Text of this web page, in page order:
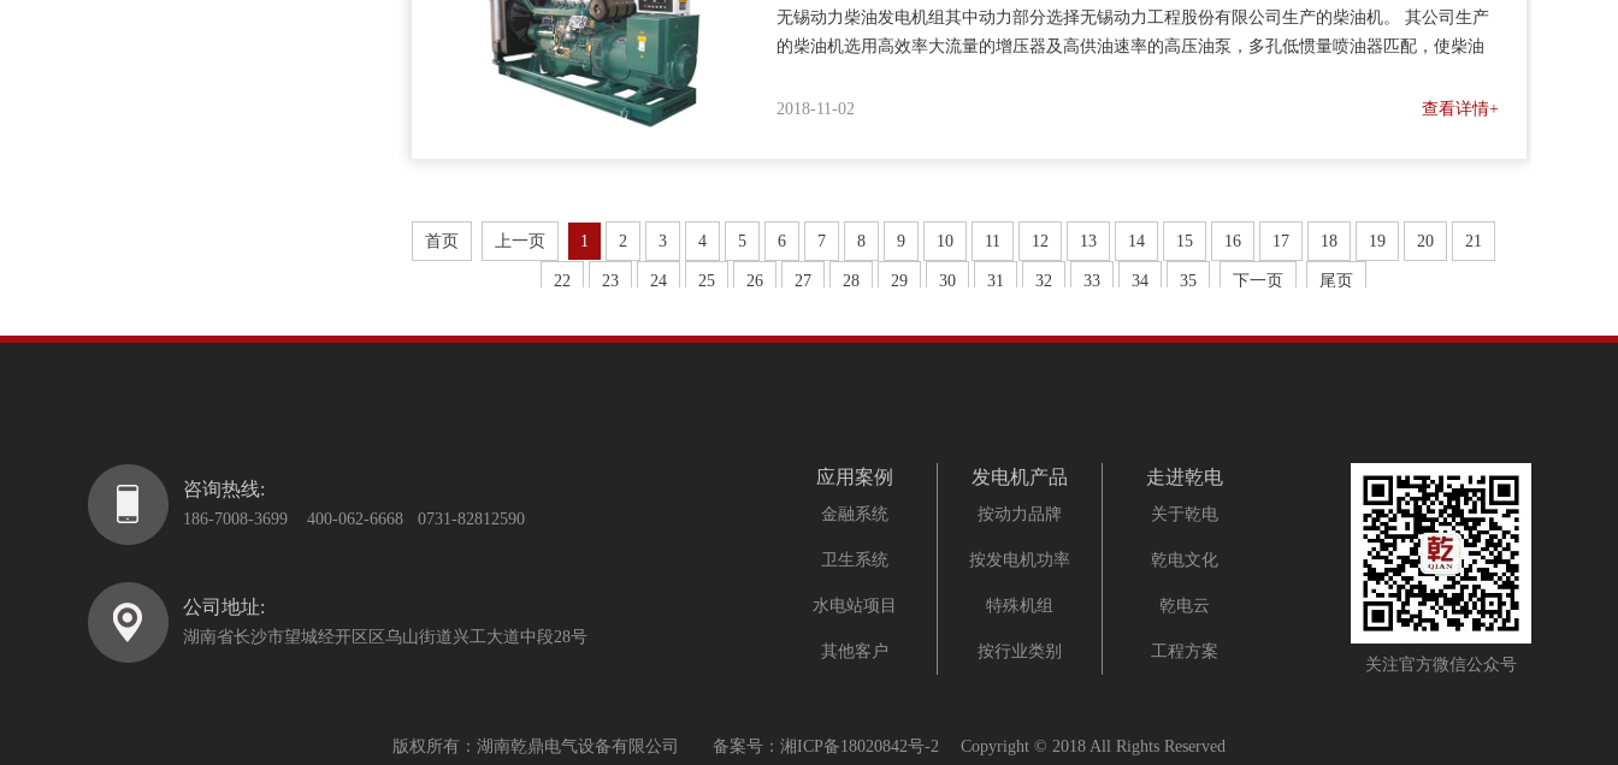
无锡动力柴油发电机组其中动力部分选择无锡动力工程股份有限公司生产的柴油机。 其公司生产
的柴油机选用高效率大流量的增压器及高供油速率的高压油泵，多孔低惯量喷油器匹配，使柴油
性能、外观得到了很大改善，可供电站、大型水泵机组及通用机械作配套动力。
2018-11-02 查看详情+
首页 上一页 1 2 3 4 5 6 7 8 9 10 11 12 13 14 15 16 17 18 19 20 21
22 23 24 25 26 27 28 29 30 31 32 33 34 35 下一页 尾页
咨询热线:
186-7008-3699 400-062-6668 0731-82812590
公司地址:
湖南省长沙市望城经开区区乌山街道兴工大道中段28号
应用案例
金融系统
卫生系统
水电站项目
其他客户
发电机产品
按动力品牌
按发电机功率
特殊机组
按行业类别
走进乾电
关于乾电
乾电文化
乾电云
工程方案
关注官方微信公众号
版权所有：湖南乾鼎电气设备有限公司 备案号： 湘ICP备18020842号-2 Copyright © 2018 All Rights Reserved